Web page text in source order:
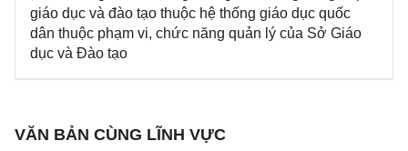
giáo dục và đào tạo thuộc hệ thống giáo dục quốc
dân thuộc phạm vi, chức năng quản lý của Sở Giáo
dục và Đào tạo
VĂN BẢN CÙNG LĨNH VỰC